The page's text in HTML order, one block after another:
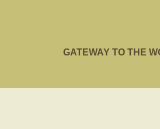
GATEWAY TO THE